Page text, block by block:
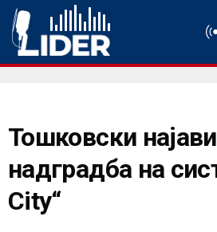
Тошковски
надградба на
City“